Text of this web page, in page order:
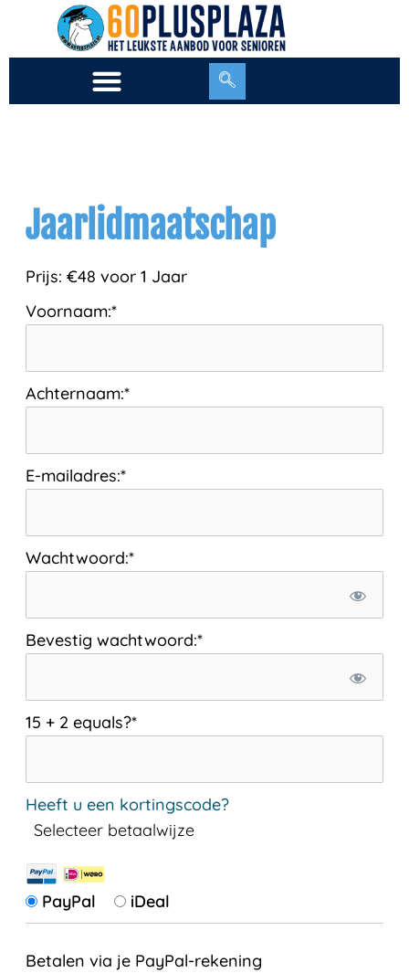
de
Jaarlidmaatschap
Prijs: €48 voor 1 Jaar
Voornaam:*
Achternaam:*
E-mailadres:*
Wachtwoord:*
Bevestig wachtwoord:*
15 + 2 equals?*
Heeft u een kortingscode?
Selecteer betaalwijze
PayPal iDeal
Betalen via je PayPal-rekening